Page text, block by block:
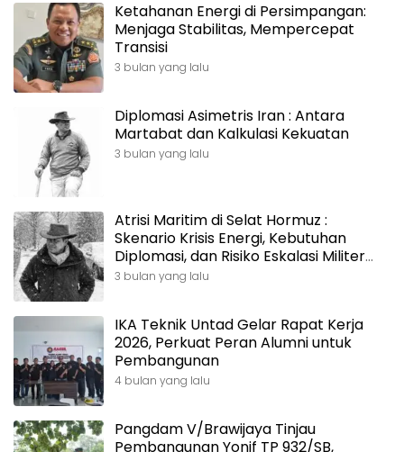
Ketahanan Energi di Persimpangan:
Menjaga Stabilitas, Mempercepat
Transisi
3 bulan yang lalu
Diplomasi Asimetris Iran : Antara
Martabat dan Kalkulasi Kekuatan
3 bulan yang lalu
Atrisi Maritim di Selat Hormuz :
Skenario Krisis Energi, Kebutuhan
Diplomasi, dan Risiko Eskalasi Militer
Terbuka
3 bulan yang lalu
IKA Teknik Untad Gelar Rapat Kerja
2026, Perkuat Peran Alumni untuk
Pembangunan
4 bulan yang lalu
Pangdam V/Brawijaya Tinjau
Pembangunan Yonif TP 932/SB,